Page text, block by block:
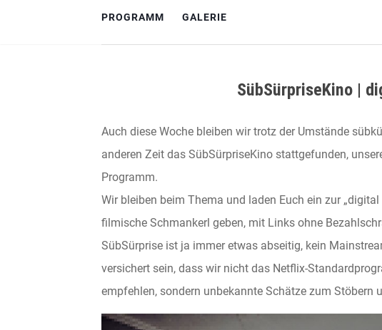
PROGRAMM GALERIE
SübSürpriseKino |
Auch diese Woche bleiben wir trotz der Umstände
anderen Zeit das SübSürpriseKino stattgefunden,
Programm.
Wir bleiben beim Thema und laden Euch ein zur
filmische Schmankerl geben, mit Links ohne
SübSürprise ist ja immer etwas abseitig, kein
versichert sein, dass wir nicht das Netflix-
empfehlen, sondern unbekannte Schätze zum Stöbern